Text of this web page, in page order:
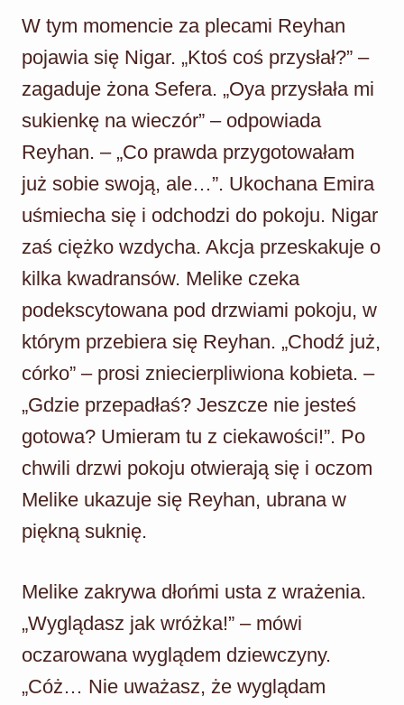
W tym momencie za plecami Reyhan
pojawia się Nigar. „Ktoś coś przysłał?” –
zagaduje żona Sefera. „Oya przysłała mi
sukienkę na wieczór” – odpowiada
Reyhan. – „Co prawda przygotowałam
już sobie swoją, ale…”. Ukochana Emira
uśmiecha się i odchodzi do pokoju. Nigar
zaś ciężko wzdycha. Akcja przeskakuje o
kilka kwadransów. Melike czeka
podekscytowana pod drzwiami pokoju, w
którym przebiera się Reyhan. „Chodź już,
córko” – prosi zniecierpliwiona kobieta. –
„Gdzie przepadłaś? Jeszcze nie jesteś
gotowa? Umieram tu z ciekawości!”. Po
chwili drzwi pokoju otwierają się i oczom
Melike ukazuje się Reyhan, ubrana w
piękną suknię.
Melike zakrywa dłońmi usta z wrażenia.
„Wyglądasz jak wróżka!” – mówi
oczarowana wyglądem dziewczyny.
„Cóż… Nie uważasz, że wyglądam